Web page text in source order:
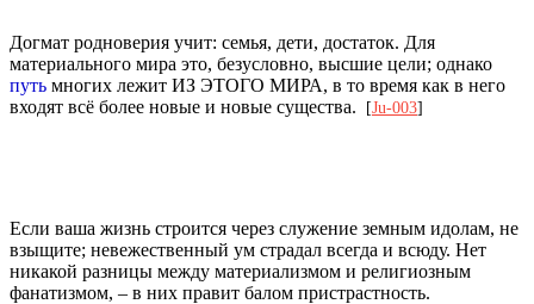
Догмат родноверия учит: семья, дети, достаток. Для
материального мира это, безусловно, высшие цели; однако
путь многих лежит ИЗ ЭТОГО МИРА, в то время как в него
входят всё более новые и новые существа.
[Ju-003]
Если ваша жизнь строится через служение земным идолам, не
взыщите; невежественный ум страдал всегда и всюду. Нет
никакой разницы между материализмом и религиозным
фанатизмом, – в них правит балом пристрастность.